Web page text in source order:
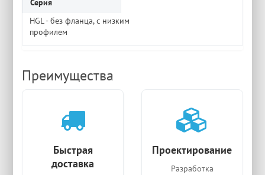
Серия
HGL - без фланца, с низким
профилем
Преимущества
Быстрая
доставка
Проектирование
Разработка